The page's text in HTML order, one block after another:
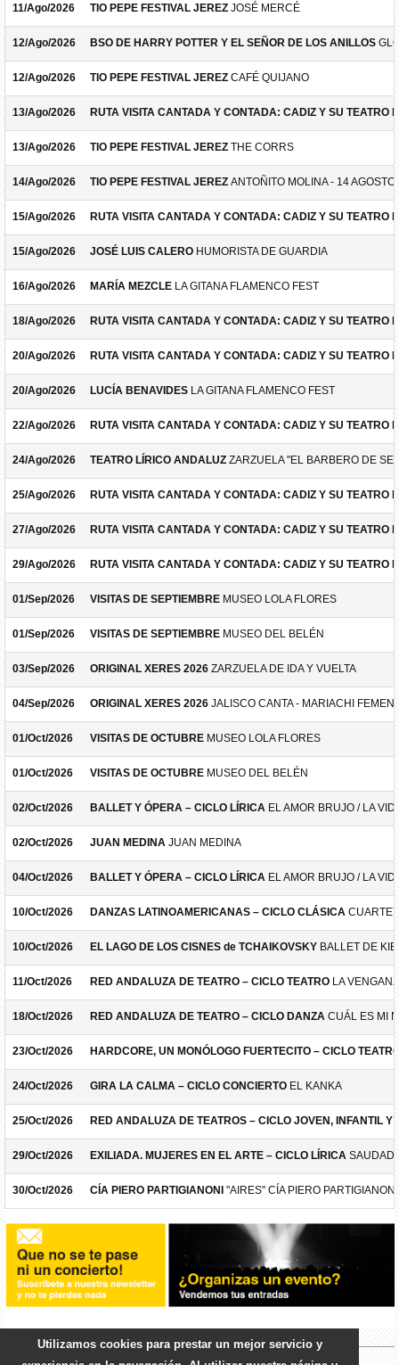
11/Ago/2026 TIO PEPE FESTIVAL JEREZ JOSÉ MERCÉ
12/Ago/2026 BSO DE HARRY POTTER Y EL SEÑOR DE LOS ANILLOS
12/Ago/2026 TIO PEPE FESTIVAL JEREZ CAFÉ QUIJANO
13/Ago/2026 RUTA VISITA CANTADA Y CONTADA: CADIZ Y SU TEATRO
13/Ago/2026 TIO PEPE FESTIVAL JEREZ THE CORRS
14/Ago/2026 TIO PEPE FESTIVAL JEREZ ANTOÑITO MOLINA - 14 AGOSTO
15/Ago/2026 RUTA VISITA CANTADA Y CONTADA: CADIZ Y SU TEATRO
15/Ago/2026 JOSÉ LUIS CALERO HUMORISTA DE GUARDIA
16/Ago/2026 MARÍA MEZCLE LA GITANA FLAMENCO FEST
18/Ago/2026 RUTA VISITA CANTADA Y CONTADA: CADIZ Y SU TEATRO
20/Ago/2026 RUTA VISITA CANTADA Y CONTADA: CADIZ Y SU TEATRO
20/Ago/2026 LUCÍA BENAVIDES LA GITANA FLAMENCO FEST
22/Ago/2026 RUTA VISITA CANTADA Y CONTADA: CADIZ Y SU TEATRO
24/Ago/2026 TEATRO LÍRICO ANDALUZ ZARZUELA "EL BARBERO DE
25/Ago/2026 RUTA VISITA CANTADA Y CONTADA: CADIZ Y SU TEATRO
27/Ago/2026 RUTA VISITA CANTADA Y CONTADA: CADIZ Y SU TEATRO
29/Ago/2026 RUTA VISITA CANTADA Y CONTADA: CADIZ Y SU TEATRO
01/Sep/2026 VISITAS DE SEPTIEMBRE MUSEO LOLA FLORES
01/Sep/2026 VISITAS DE SEPTIEMBRE MUSEO DEL BELÉN
03/Sep/2026 ORIGINAL XERES 2026 ZARZUELA DE IDA Y VUELTA
04/Sep/2026 ORIGINAL XERES 2026 JALISCO CANTA - MARIACHI
01/Oct/2026 VISITAS DE OCTUBRE MUSEO LOLA FLORES
01/Oct/2026 VISITAS DE OCTUBRE MUSEO DEL BELÉN
02/Oct/2026 BALLET Y ÓPERA – CICLO LÍRICA EL AMOR BRUJO / LA
02/Oct/2026 JUAN MEDINA JUAN MEDINA
04/Oct/2026 BALLET Y ÓPERA – CICLO LÍRICA EL AMOR BRUJO / LA
10/Oct/2026 DANZAS LATINOAMERICANAS – CICLO CLÁSICA
10/Oct/2026 EL LAGO DE LOS CISNES de TCHAIKOVSKY BALLET DE
11/Oct/2026 RED ANDALUZA DE TEATRO – CICLO TEATRO LA
18/Oct/2026 RED ANDALUZA DE TEATRO – CICLO DANZA CUÁL ES MI
23/Oct/2026 HARDCORE, UN MONÓLOGO FUERTECITO – CICLO
24/Oct/2026 GIRA LA CALMA – CICLO CONCIERTO EL KANKA
25/Oct/2026 RED ANDALUZA DE TEATROS – CICLO JOVEN, INFANTIL Y
29/Oct/2026 EXILIADA. MUJERES EN EL ARTE – CICLO LÍRICA
30/Oct/2026 CÍA PIERO PARTIGIANONI "AIRES" CÍA PIERO PARTIGIANONI
Utilizamos cookies para prestar un mejor servicio y